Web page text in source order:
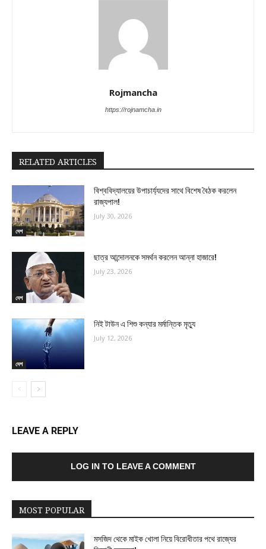
Rojmancha
https://rojnamcha.in
RELATED ARTICLES
দেশ
বিশ্ববিদ্যালয়ের উপাচার্য্যদের সাথে বিশেষ বৈঠক করলেন
রাজ্যপাল!
July 30, 2026
দেশ
ছাত্র আন্দোলনকে সমর্থন করলেন আন্না হাজারে!
July 23, 2026
দেশ
নিই টাউন এ শিশু কন্যার মর্মান্তিক মৃত্যু
July 12, 2026
LEAVE A REPLY
LOG IN TO LEAVE A COMMENT
MOST POPULAR
মসজিদ থেকে মাইক খোলা নিয়ে বিরোধীতার পথে রাজ্যের